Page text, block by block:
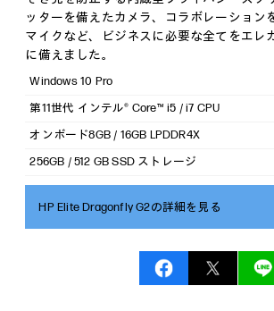
ッターを備えたカメラ、コラボレーション
マイクなど、ビジネスに必要な全てをエレ
に備えました。
Windows 10 Pro
第11世代 インテル® Core™ i5 / i7 CPU
オンボード8GB / 16GB LPDDR4X
256GB / 512 GB SSD ストレージ
HP Elite Dragonfly G2の詳細を見る